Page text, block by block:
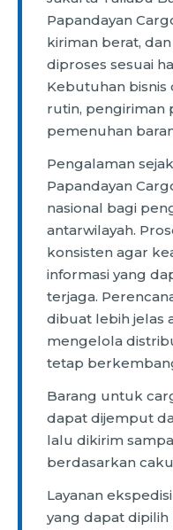
Papandayan
kiriman berat,
diproses sesuai
Kebutuhan
rutin, pengiriman
pemenuhan
Pengalaman
Papandayan
nasional bagi
antarwilayah.
konsisten agar
informasi yang
terjaga.
dibuat lebih jelas
mengelola
tetap
Barang untuk
dapat dijemput
lalu dikirim
berdasarkan
Layanan
yang dapat